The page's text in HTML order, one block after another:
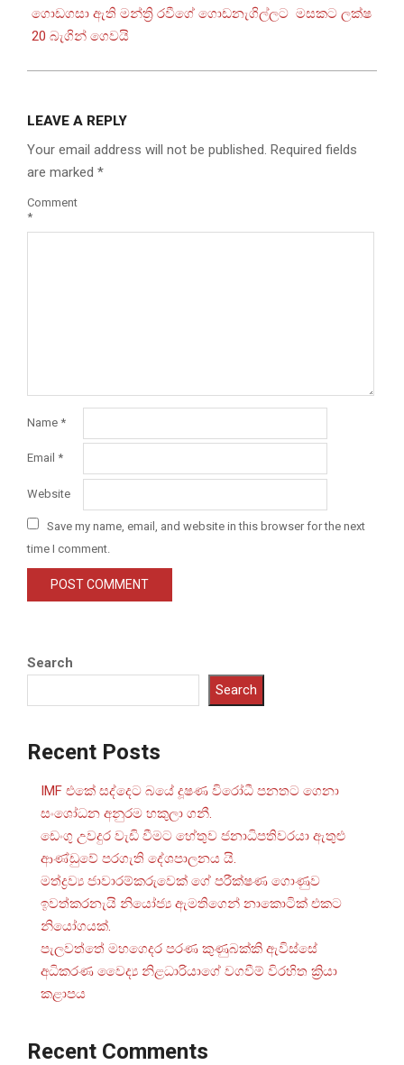
ගොඩගසා ඇති මන්ත්‍රි රවීගේ ගොඩනැගිල්ලට මසකට ලක්ෂ
20 බැගින් ගෙවයි
LEAVE A REPLY
Your email address will not be published. Required fields
are marked *
Comment
*
Name *
Email *
Website
Save my name, email, and website in this browser for the next
time I comment.
Search
Search
Recent Posts
IMF එකේ සද්දෙට බයේ දූෂණ විරෝධී පනතට ගෙනා
සංශෝධන අනුරම හකුලා ගනී.
ඩෙංගු උවදුර වැඩි වීමට හේතුව ජනාධිපතිවරයා ඇතුළු
ආණ්ඩුවේ පරගැති දේශපාලනය යි.
මත්ද්‍රව්‍ය ජාවාරම්කරුවෙක් ගේ පරීක්ෂණ ගොණුව
ඉවත්කරනැයි නියෝජ්‍ය ඇමතිගෙන් නාකොටික් එකට
නියෝගයක්.
පැලවත්තේ මහගෙදර පරණ කුණුබක්කි ඇවිස්සේ
අධිකරණ වෛද්‍ය නිළධාරියාගේ වගවීම් විරහිත ක්‍රියා
කළාපය
Recent Comments